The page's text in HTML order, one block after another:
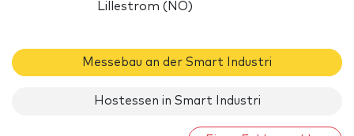
Lillestrom (NO)
Messebau an der Smart Industri
Hostessen in Smart Industri